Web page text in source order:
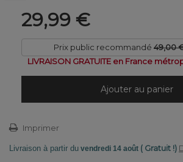
29,99 €
Prix public recommandé 49,00
LIVRAISON GRATUITE en France
Ajouter au panier
Imprimer
Livraison à partir du vendredi 14 août ( Gratuit !)